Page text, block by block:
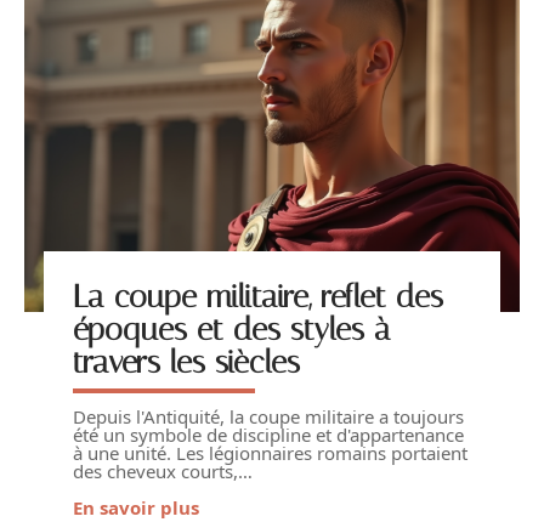
La coupe militaire, reflet des
époques et des styles à
travers les siècles
Depuis l'Antiquité, la coupe militaire a toujours
été un symbole de discipline et d'appartenance
à une unité. Les légionnaires romains portaient
des cheveux courts,…
En savoir plus